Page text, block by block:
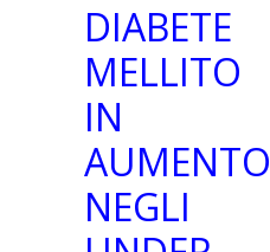
DIABETE
MELLITO
IN
AUMENTO
NEGLI